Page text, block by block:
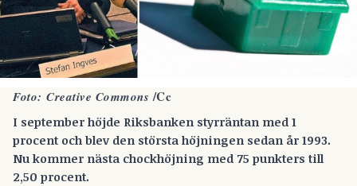
Foto: Creative Commons /Cc
I september höjde Riksbanken styrräntan med 1
procent och blev den största höjningen sedan år 1993.
Nu kommer nästa chockhöjning med 75 punkters till
2,50 procent.